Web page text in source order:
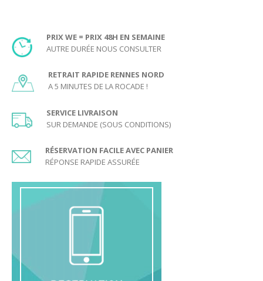
PRIX WE = PRIX 48H EN SEMAINE
AUTRE DURÉE NOUS CONSULTER
RETRAIT RAPIDE RENNES NORD
A 5 MINUTES DE LA ROCADE !
SERVICE LIVRAISON
SUR DEMANDE (SOUS CONDITIONS)
RÉSERVATION FACILE AVEC PANIER
RÉPONSE RAPIDE ASSURÉE